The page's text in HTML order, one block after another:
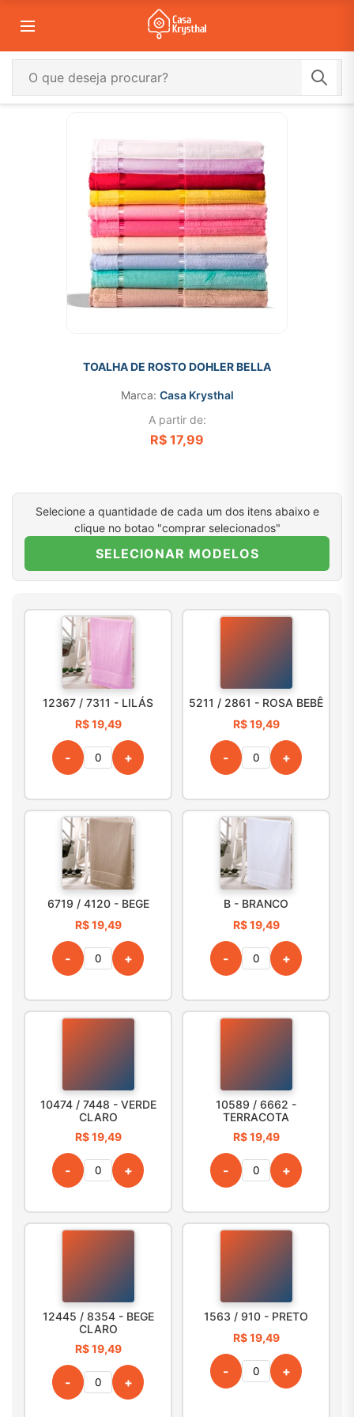
TOALHA DE ROSTO DOHLER BELLA
Marca: Casa Krysthal
A partir de:
R$ 17,99
Selecione a quantidade de cada um dos itens abaixo e
clique no botao "comprar selecionados"
SELECIONAR MODELOS
12367 / 7311 - LILÁS
R$ 19,49
- +
5211 / 2861 - ROSA BEBÊ
R$ 19,49
- +
6719 / 4120 - BEGE
R$ 19,49
- +
B - BRANCO
R$ 19,49
- +
10474 / 7448 - VERDE
CLARO
R$ 19,49
- +
10589 / 6662 -
TERRACOTA
R$ 19,49
- +
12445 / 8354 - BEGE
CLARO
R$ 19,49
- +
1563 / 910 - PRETO
R$ 19,49
- +